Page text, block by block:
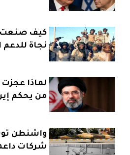
كيف صنعت
نجاة للدعم
لماذا
من يحكم
واشنطن
شركات